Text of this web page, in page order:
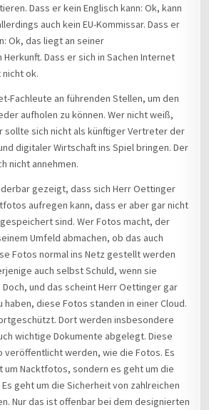
Dass er kein Englisch kann: Ok, kann
auch kein EU-Kommissar. Dass er
Ok, das liegt an seiner
Dass er sich in Sachen Internet
nicht ok.
Fachleute an führenden Stellen, um den
aufholen zu können. Wer nicht weiß,
sollte sich nicht als künftiger Vertreter der
digitaler Wirtschaft ins Spiel bringen. Der
nicht annehmen.
gezeigt, dass sich Herr Oettinger
aufregen kann, dass er aber gar nicht
sind. Wer Fotos macht, der
Umfeld abmachen, ob das auch
Fotos normal ins Netz gestellt werden
auch selbst Schuld, wenn sie
und das scheint Herr Oettinger gar
diese Fotos standen in einer Cloud.
Dort werden insbesondere
wichtige Dokumente abgelegt. Diese
veröffentlicht werden, wie die Fotos. Es
um Nacktfotos, sondern es geht um die
geht um die Sicherheit von zahlreichen
Nur das ist offenbar bei dem designierten